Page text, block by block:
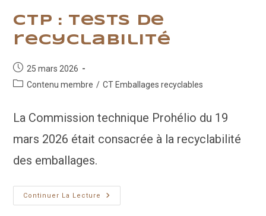
CTP : Tests de
recyclabilité
Publication
publiée :
25 mars 2026
PostContenu membre / CT Emballages recyclables
La Commission technique Prohélio du 19
mars 2026 était consacrée à la recyclabilité
des emballages.
Continuer La Lecture
CTP
: